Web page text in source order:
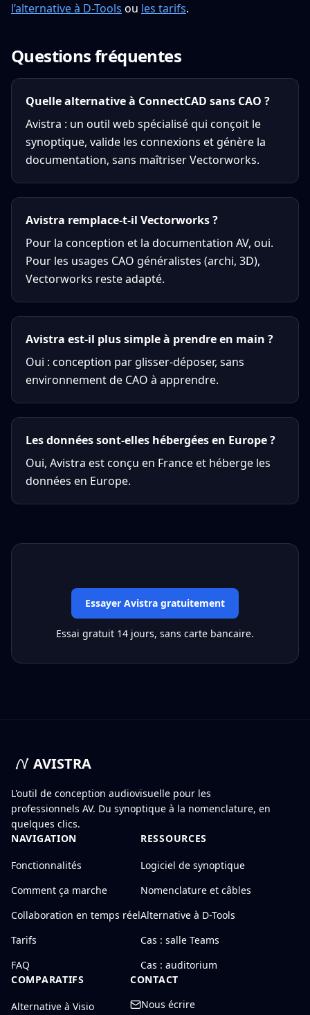
l’alternative à D-Tools ou les tarifs.
Questions fréquentes
Quelle alternative à ConnectCAD sans CAO ?
Avistra : un outil web spécialisé qui conçoit le
synoptique, valide les connexions et génère la
documentation, sans maîtriser Vectorworks.
Avistra remplace-t-il Vectorworks ?
Pour la conception et la documentation AV, oui.
Pour les usages CAO généralistes (archi, 3D),
Vectorworks reste adapté.
Avistra est-il plus simple à prendre en main ?
Oui : conception par glisser-déposer, sans
environnement de CAO à apprendre.
Les données sont-elles hébergées en Europe ?
Oui, Avistra est conçu en France et héberge les
données en Europe.
Essayer Avistra gratuitement
Essai gratuit 14 jours, sans carte bancaire.
AVISTRA
L'outil de conception audiovisuelle pour les
professionnels AV. Du synoptique à la nomenclature, en
quelques clics.
NAVIGATION
Fonctionnalités
Comment ça marche
Collaboration en temps réel
Tarifs
FAQ
RESSOURCES
Logiciel de synoptique
Nomenclature et câbles
Alternative à D-Tools
Cas : salle Teams
Cas : auditorium
COMPARATIFS
Alternative à Visio
CONTACT
Nous écrire